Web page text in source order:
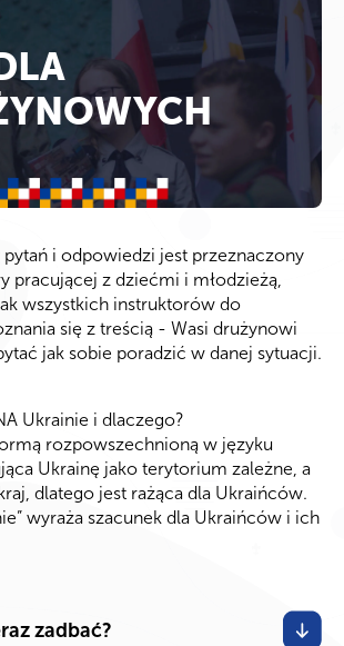
pytań i odpowiedzi jest przeznaczony
pracującej z dziećmi i młodzieżą,
wszystkich instruktorów do
się z treścią - Wasi drużynowi
jak sobie poradzić w danej sytuacji.
Ukrainie i dlaczego?
rozpowszechnioną w języku
Ukrainę jako terytorium zależne, a
dlatego jest rażąca dla Ukraińców.
wyraża szacunek dla Ukraińców i ich
zadbać?